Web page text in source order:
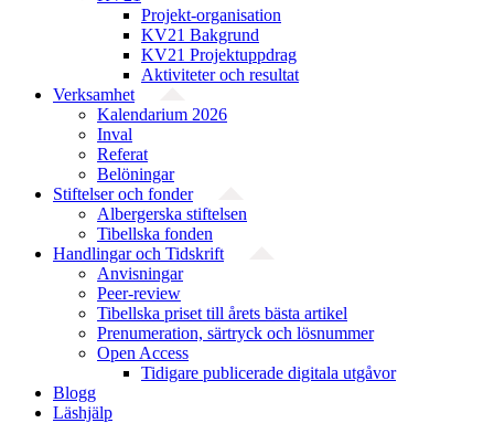
Projekt-organisation
KV21 Bakgrund
KV21 Projektuppdrag
Aktiviteter och resultat
Verksamhet
Kalendarium 2026
Inval
Referat
Belöningar
Stiftelser och fonder
Albergerska stiftelsen
Tibellska fonden
Handlingar och Tidskrift
Anvisningar
Peer-review
Tibellska priset till årets bästa artikel
Prenumeration, särtryck och lösnummer
Open Access
Tidigare publicerade digitala utgåvor
Blogg
Läshjälp